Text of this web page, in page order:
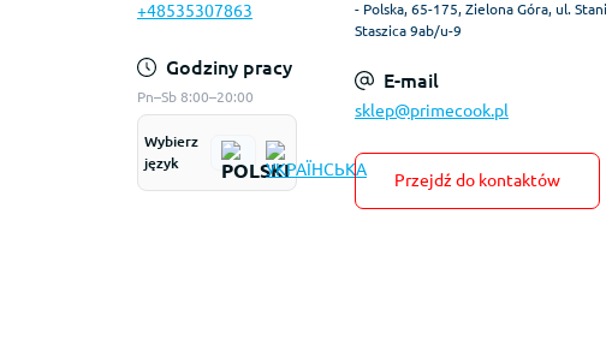
+48535307863
Godziny pracy
Pn–Sb 8:00–20:00
Wybierz
język
- Polska, 65-175, Zielona Góra, ul.
Staszica 9ab/u-9
E-mail
sklep@primecook.pl
Przejdź do kontaktów